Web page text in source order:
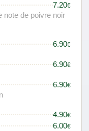
7.20€
note de poivre noir
6.90€
6.90€
6.90€
4.90€
6.00€